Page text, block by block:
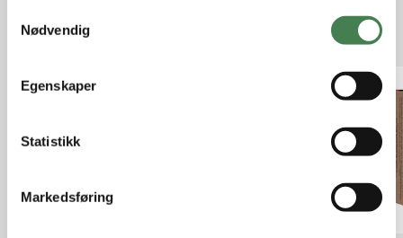
Nødvendig
Egenskaper
Statistikk
Markedsføring
Relaterte produkter